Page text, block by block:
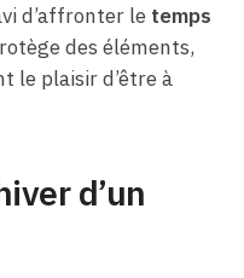
d’affronter le temps
des éléments,
le plaisir d’être à
d’un